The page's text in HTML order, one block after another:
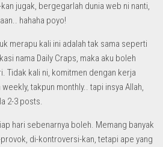
jugak, bergegarlah dunia web ni nanti,
hahaha poyo!
merapu kali ini adalah tak sama seperti
nama Daily Craps, maka aku boleh
Tidak kali ni, komitmen dengan kerja
takpun monthly.. tapi insya Allah,
2-3 posts.
hari sebenarnya boleh. Memang banyak
di-kontroversi-kan, tetapi ape yang